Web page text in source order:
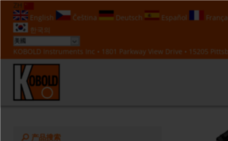
English
Čeština Deutsch Español
한국의
KOBOLD Instruments Inc • 1801 Parkway View Drive • 15205
产品搜索